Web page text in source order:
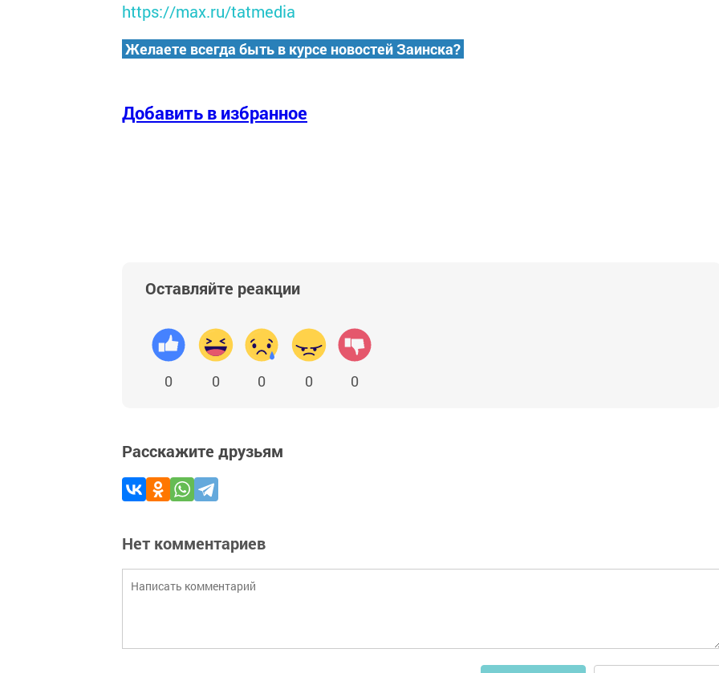
https://max.ru/tatmedia
Желаете всегда быть в курсе новостей Заинска?
Добавить в избранное
Оставляйте реакции
0 0 0 0 0
Расскажите друзьям
Нет комментариев